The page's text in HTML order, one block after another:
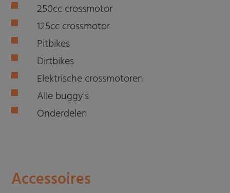
250cc crossmotor
125cc crossmotor
Pitbikes
Dirtbikes
Elektrische crossmotoren
Alle buggy's
Onderdelen
Accessoires